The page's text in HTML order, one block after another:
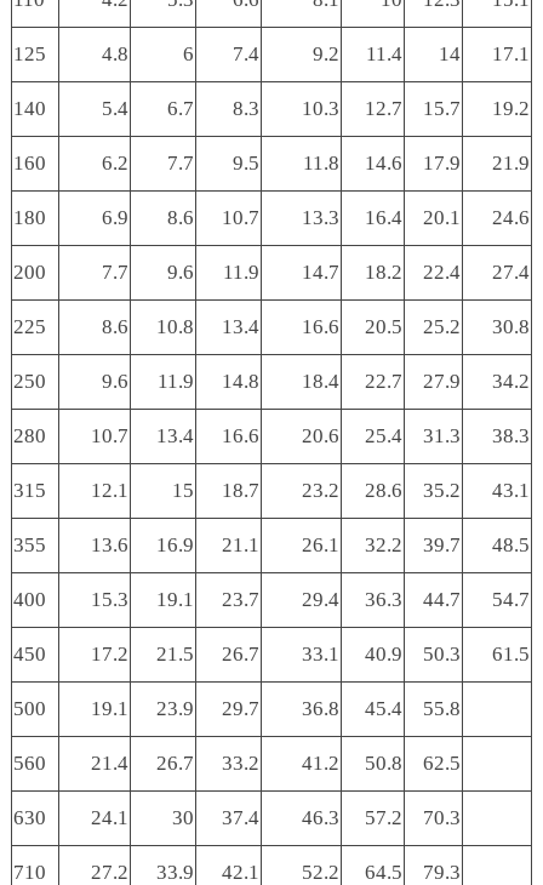
125 4.8 6 7.4 9.2 11.4 14 17.1
140 5.4 6.7 8.3 10.3 12.7 15.7 19.2
160 6.2 7.7 9.5 11.8 14.6 17.9 21.9
180 6.9 8.6 10.7 13.3 16.4 20.1 24.6
200 7.7 9.6 11.9 14.7 18.2 22.4 27.4
225 8.6 10.8 13.4 16.6 20.5 25.2 30.8
250 9.6 11.9 14.8 18.4 22.7 27.9 34.2
280 10.7 13.4 16.6 20.6 25.4 31.3 38.3
315 12.1 15 18.7 23.2 28.6 35.2 43.1
355 13.6 16.9 21.1 26.1 32.2 39.7 48.5
400 15.3 19.1 23.7 29.4 36.3 44.7 54.7
450 17.2 21.5 26.7 33.1 40.9 50.3 61.5
500 19.1 23.9 29.7 36.8 45.4 55.8
560 21.4 26.7 33.2 41.2 50.8 62.5
630 24.1 30 37.4 46.3 57.2 70.3
710 27.2 33.9 42.1 52.2 64.5 79.3